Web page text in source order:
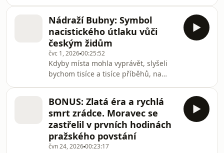
konkrétně se jedná, to je dodnes v
mnoha př
opustili Československo. Paradoxem
bylo, že mnoho z nich se tak vrátilo na
místo, odkud jen před několika lety
mířili v nacistických transportech do
ghett a koncentračních táborů. Když
se po válce vrátili domů, zjistili, že
vlast se k nim otočila zády. Jako jediné
v
Nádraží Bubny: Symbol
nacistického útlaku vůči
českým židům
čvc 1, 202600:25:52
Kdyby místa mohla vyprávět, slyšeli
bychom tisíce a tisíce příběhů, na
odkud za protektorátu odjížděly první
židovské transporty do ghett a
koncentračních táborů. Většina
deportovaných už se domů nikdy
nevrátila. Byli zavražděni ve
BONUS: Zlatá éra a rychlá
smrt zrádce. Moravec se
zastřelil v prvních hodinách
pražského povstání
čvn 24, 202600:23:17